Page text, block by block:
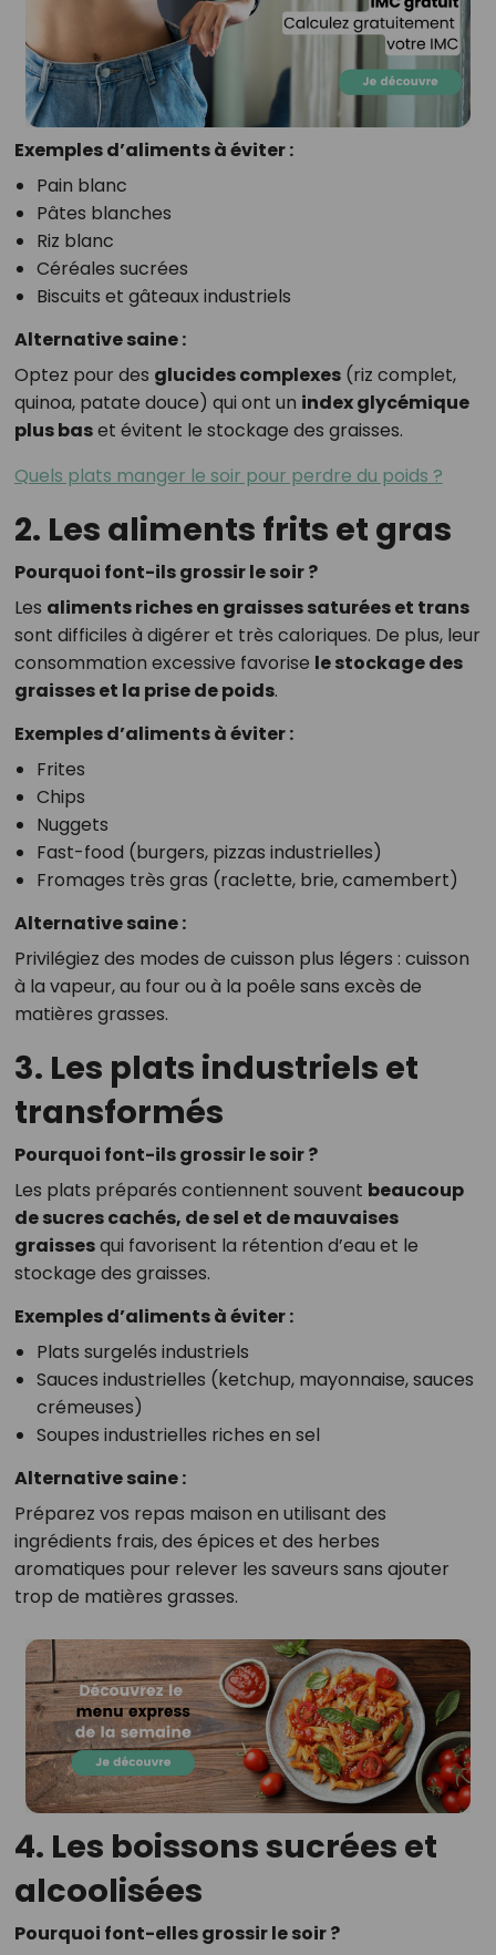
Exemples d’aliments à éviter :
Pain blanc
Pâtes blanches
Riz blanc
Céréales sucrées
Biscuits et gâteaux industriels
Alternative saine :
Optez pour des glucides complexes(riz complet,
quinoa, patate douce) qui ont un index glycémique
plus baset évitent le stockage des graisses.
Quels plats manger le soir pour perdre du poids ?
2. Les aliments frits et gras
Pourquoi font-ils grossir le soir ?
Les aliments riches en graisses saturées et trans
sont difficiles à digérer et très caloriques. De plus, leur
consommation excessive favorise le stockage des
graisses et la prise de poids.
Exemples d’aliments à éviter :
Frites
Chips
Nuggets
Fast-food (burgers, pizzas industrielles)
Fromages très gras (raclette, brie, camembert)
Alternative saine :
Privilégiez des modes de cuisson plus légers : cuisson
à la vapeur, au four ou à la poêle sans excès de
matières grasses.
3. Les plats industriels et
transformés
Pourquoi font-ils grossir le soir ?
Les plats préparés contiennent souvent beaucoup
de sucres cachés, de sel et de mauvaises
graissesqui favorisent la rétention d’eau et le
stockage des graisses.
Exemples d’aliments à éviter :
Plats surgelés industriels
Sauces industrielles (ketchup, mayonnaise, sauces
crémeuses)
Soupes industrielles riches en sel
Alternative saine :
Préparez vos repas maison en utilisant des
ingrédients frais, des épices et des herbes
aromatiques pour relever les saveurs sans ajouter
trop de matières grasses.
4. Les boissons sucrées et
alcoolisées
Pourquoi font-elles grossir le soir ?